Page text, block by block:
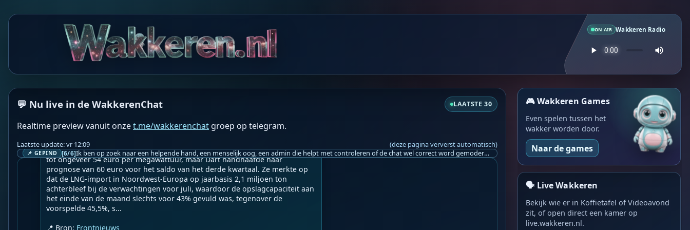
ON AIR Wakkeren Radio
💬 Nu live in de WakkerenChat LAATSTE 30
Realtime preview vanuit onzet.me/wakkerenchat groep op telegram.
Laatste update: vr 12:09 (deze pagina ververst automatisch)
📌 GEPIND [6/6] Ik ben op zoek naar een helpende hand, een menselijk oog, een admin die helpt met controleren of de chat wel correct word gemodereerd word door NoMoSpam. 98% gaat automatisch goed, toch ik dit nooit helemaal loslaten en moet er altijd een mens mee blijven opletten bij elke beslissing die gemaakt word. Waar bestaan de werkzaamheden uit? Mee kijken in admin log kanaal naar alle drugs/porno/scams die voorbij komen en in het geval van een randgevalletje, ingrijpen en b.v. een verwijderd maar wel toegestaan bericht terug plaatsen met een druk op de knop. tsja zo banaal en simpel is het gesteld.. Word je hier blij van? Nee. Strookt het je ego? Nee. Word je er beter van? Nee. Kost het veel tijd? Totaal niet, consistentie en regelmaat is belangrijker dan 'er even voor kunnen gaan zitten'.. het werk is in een paar seconden gepiept.. je checkt puur of AI de juiste beslissing heeft gemaakt.. …
WF Wakkere Fabels BOT vr 12:09
☀️Frontnieuws☀️
👉De winter komt eraan: Europa stevent af op een dubbele energiecrisis
Geupload door: De Wakkeren Chat
De TTF-futures, die als benchmark dienen, zijn deze week met 7% gedaald
tot ongeveer 54 euro per megawattuur, maar Dart handhaafde haar
prognose van 60 euro voor het saldo van het derde kwartaal. Ze merkte op
dat de LNG-import in Noordwest-Europa op jaarbasis 2,1 miljoen ton
achterbleef bij de verwachtingen voor juli, waardoor de opslagcapaciteit aan
het einde van de maand slechts voor 43% gevuld was, tegenover de
voorspelde 45,5%, s...
📍 Bron: Frontnieuws
🎮 Wakkeren Games
Even spelen tussen het
wakker worden door.
Naar de games
🗣️ Live Wakkeren
Bekijk wie er in Koffietafel of Videoavond
zit, of open direct een kamer op
live.wakkeren.nl.